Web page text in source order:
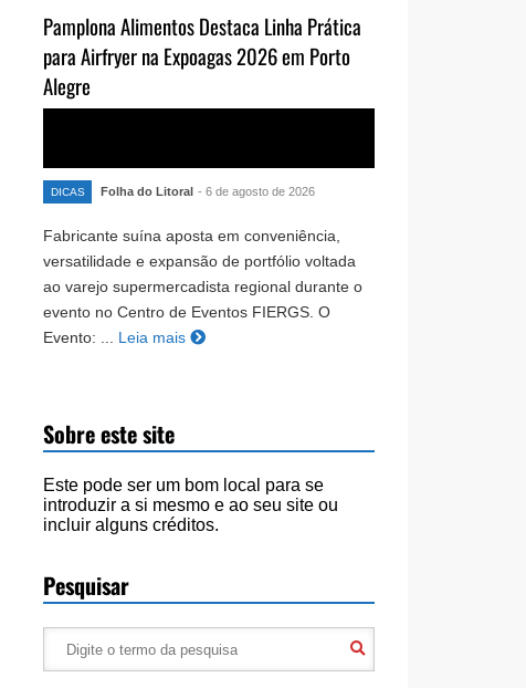
Pamplona Alimentos Destaca Linha Prática
para Airfryer na Expoagas 2026 em Porto
Alegre
DICAS Folha do Litoral - 6 de agosto de 2026
Fabricante suína aposta em conveniência,
versatilidade e expansão de portfólio voltada
ao varejo supermercadista regional durante o
evento no Centro de Eventos FIERGS. O
Evento: ... Leia mais
Sobre este site
Este pode ser um bom local para se
introduzir a si mesmo e ao seu site ou
incluir alguns créditos.
Pesquisar